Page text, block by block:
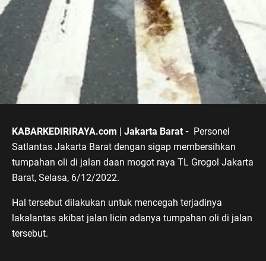
KABARKEDIRIRAYA.com | Jakarta Barat - Personel
Satlantas Jakarta Barat dengan sigap membersihkan
tumpahan oli di jalan daan mogot raya TL Grogol Jakarta
Barat, Selasa, 6/12/2022.
Hal tersebut dilakukan untuk mencegah terjadinya
lakalantas akibat jalan licin adanya tumpahan oli di jalan
tersebut.